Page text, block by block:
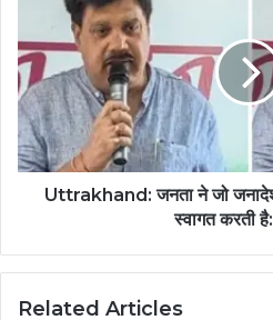
Uttrakhand: जनता ने जो जनादेश
स्वागत करती
Related Articles